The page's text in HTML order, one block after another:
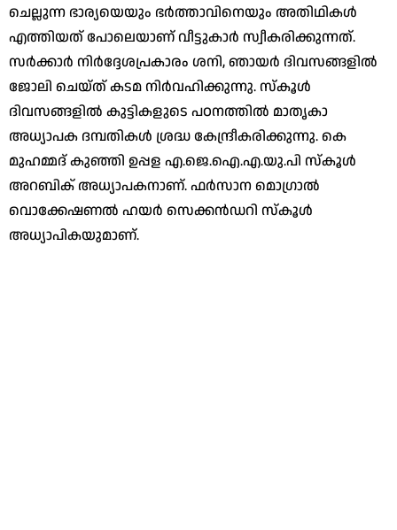
ചെല്ലുന്ന ഭാര്യയെയും ഭര്‍ത്താവിനെയും അതിഥികള്‍
എത്തിയത് പോലെയാണ് വീട്ടുകാര്‍ സ്വീകരിക്കുന്നത്.
സര്‍ക്കാര്‍ നിര്‍ദ്ദേശപ്രകാരം ശനി, ഞായര്‍ ദിവസങ്ങളില്‍
ജോലി ചെയ്ത് കടമ നിര്‍വഹിക്കുന്നു. സ്‌കൂള്‍
ദിവസങ്ങളില്‍ കുട്ടികളുടെ പഠനത്തില്‍ മാതൃകാ
അധ്യാപക ദമ്പതികള്‍ ശ്രദ്ധ കേന്ദ്രീകരിക്കുന്നു. കെ
മുഹമ്മദ് കുഞ്ഞി ഉപ്പള എ.ജെ.ഐ.എ.യു.പി സ്‌കൂള്‍
അറബിക് അധ്യാപകനാണ്. ഫര്‍സാന മൊഗ്രാല്‍
വൊക്കേഷണല്‍ ഹയര്‍ സെക്കന്‍ഡറി സ്‌കൂള്‍
അധ്യാപികയുമാണ്.